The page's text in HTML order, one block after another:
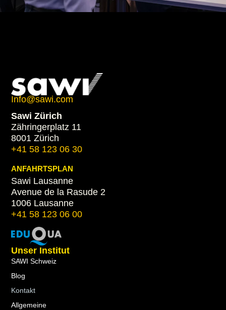
Info@sawi.com
Sawi Zürich
Zähringerplatz 11
8001 Zürich
+41 58 123 06 30
ANFAHRTSPLAN
Sawi Lausanne
Avenue de la Rasude 2
1006 Lausanne
+41 58 123 06 00
Unser Institut
SAWI Schweiz
Blog
Kontakt
Allgemeine